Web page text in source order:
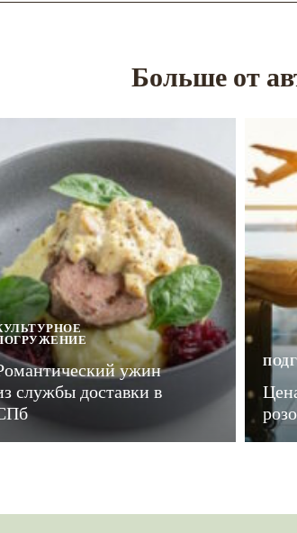
Больше от
ужин
службы доставки в